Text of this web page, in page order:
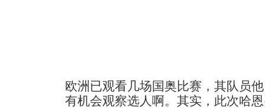
欧洲已观看几场国奥比赛，其队员
有机会观察选人啊。其实，此次哈